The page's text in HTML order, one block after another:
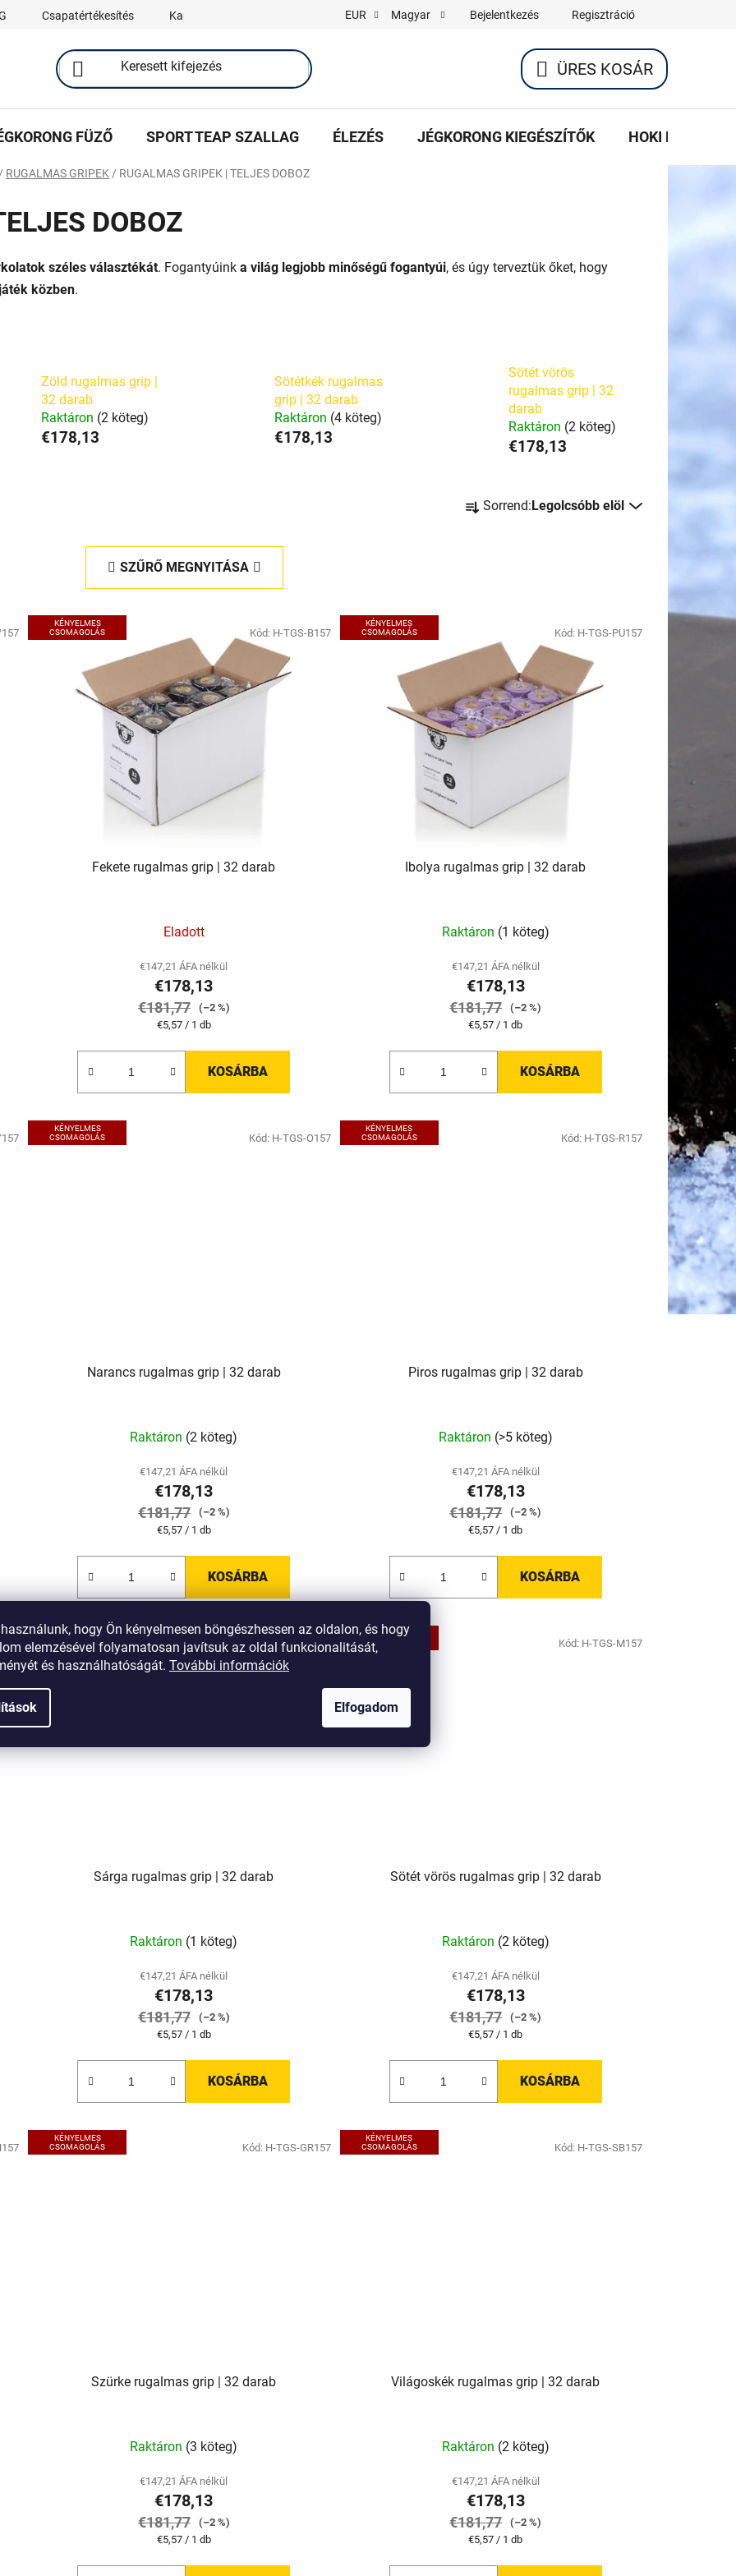
hogy Ön kényelmesen böngészhessen az oldalon, és hogy
elemzésével folyamatosan javítsuk az oldal funkcionalitását,
és használhatóságát. További információk
Elfogadom
Csapatértékesítés Kapcsolat EUR Magyar Bejelentkezés Regisztráció
KOSÁR
ÜRES KOSÁR
FÜZŐ SPORT TEAP SZALLAG ÉLEZÉS JÉGKORONG KIEGÉSZÍTŐK HOKI KÉSEK
/ RUGALMAS GRIPEK / RUGALMAS GRIPEK | TELJES DOBOZ
DOBOZ
széles választékát. Fogantyúink a világ legjobb minőségű fogantyúi, és úgy terveztük őket, hogy
közben.
Zöld rugalmas grip |
32 darab
Raktáron (2 köteg)
€178,13
Sötétkék rugalmas
grip | 32 darab
Raktáron (4 köteg)
€178,13
Sötét vörös
rugalmas grip | 32
darab
Raktáron (2 köteg)
€178,13
e
e
n
d
e
e
Sorrend: Legolcsóbb elöl
SZŰRŐ MEGNYITÁSA
KÉNYELMES
CSOMAGOLÁS
Fekete rugalmas grip | 32 darab
Eladott
€147,21 ÁFA nélkül
€178,13
€181,77
(–2 %)
Egységár:
€5,57 / 1 db
KOSÁRBA
Kód: H-TGS-B157
KÉNYELMES
CSOMAGOLÁS
Ibolya rugalmas grip | 32 darab
Raktáron (1 köteg)
€147,21 ÁFA nélkül
€178,13
€181,77
(–2 %)
Egységár:
€5,57 / 1 db
KOSÁRBA
Kód: H-TGS-PU157
KÉNYELMES
CSOMAGOLÁS
Narancs rugalmas grip | 32 darab
Raktáron (2 köteg)
€147,21 ÁFA nélkül
€178,13
€181,77
(–2 %)
Egységár:
€5,57 / 1 db
KOSÁRBA
Kód: H-TGS-O157
KÉNYELMES
CSOMAGOLÁS
Piros rugalmas grip | 32 darab
Raktáron (>5 köteg)
€147,21 ÁFA nélkül
€178,13
€181,77
(–2 %)
Egységár:
€5,57 / 1 db
KOSÁRBA
Kód: H-TGS-R157
KÉNYELMES
CSOMAGOLÁS
Sárga rugalmas grip | 32 darab
Raktáron (1 köteg)
€147,21 ÁFA nélkül
€178,13
€181,77
(–2 %)
Egységár:
€5,57 / 1 db
KOSÁRBA
Kód:H-TGS-Y157
KÉNYELMES
CSOMAGOLÁS
Sötét vörös rugalmas grip | 32 darab
Raktáron (2 köteg)
€147,21 ÁFA nélkül
€178,13
€181,77
(–2 %)
Egységár:
€5,57 / 1 db
KOSÁRBA
Kód: H-TGS-M157
KÉNYELMES
CSOMAGOLÁS
Szürke rugalmas grip | 32 darab
Raktáron (3 köteg)
€147,21 ÁFA nélkül
€178,13
€181,77
(–2 %)
Egységár:
€5,57 / 1 db
Kód: H-TGS-GR157
KÉNYELMES
CSOMAGOLÁS
Világoskék rugalmas grip | 32 darab
Raktáron (2 köteg)
€147,21 ÁFA nélkül
€178,13
€181,77
(–2 %)
Egységár:
€5,57 / 1 db
Kód: H-TGS-SB157